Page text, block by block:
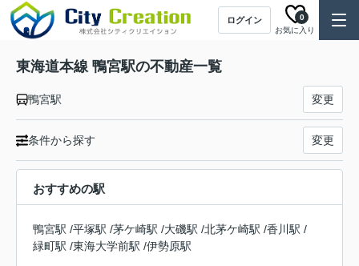
ログイン
お気に入り
0
東海道本線 鴨宮駅の不動産一覧
鴨宮駅 変更
条件から探す 変更
おすすめの駅
鴨宮駅 /平塚駅 /茅ケ崎駅 /大磯駅 /北茅ケ崎駅 /香川駅 /
緑町駅 /東海大学前駅 /伊勢原駅